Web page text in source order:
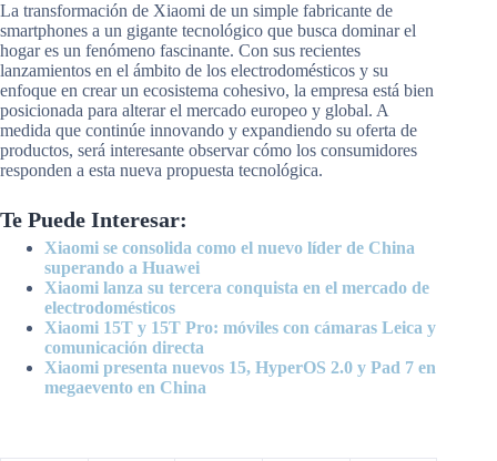
La transformación de Xiaomi de un simple fabricante de
smartphones a un gigante tecnológico que busca dominar el
hogar es un fenómeno fascinante. Con sus recientes
lanzamientos en el ámbito de los electrodomésticos y su
enfoque en crear un ecosistema cohesivo, la empresa está bien
posicionada para alterar el mercado europeo y global. A
medida que continúe innovando y expandiendo su oferta de
productos, será interesante observar cómo los consumidores
responden a esta nueva propuesta tecnológica.
Te Puede Interesar:
Xiaomi se consolida como el nuevo líder de China
superando a Huawei
Xiaomi lanza su tercera conquista en el mercado de
electrodomésticos
Xiaomi 15T y 15T Pro: móviles con cámaras Leica y
comunicación directa
Xiaomi presenta nuevos 15, HyperOS 2.0 y Pad 7 en
megaevento en China